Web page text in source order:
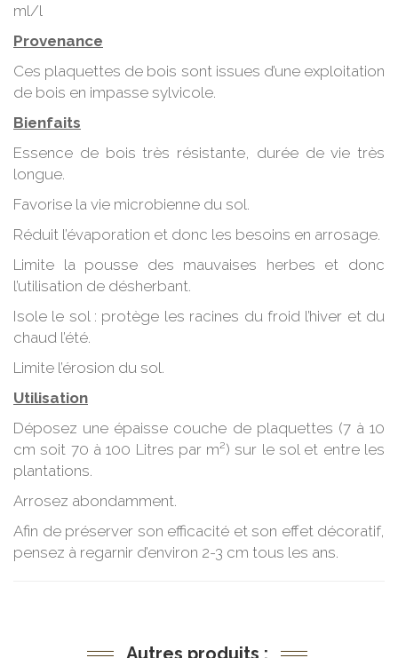
ml/l
Provenance
Ces plaquettes de bois sont issues d’une exploitation
de bois en impasse sylvicole.
Bienfaits
Essence de bois très résistante, durée de vie très
longue.
Favorise la vie microbienne du sol.
Réduit l’évaporation et donc les besoins en arrosage.
Limite la pousse des mauvaises herbes et donc
l’utilisation de désherbant.
Isole le sol : protège les racines du froid l’hiver et du
chaud l’été.
Limite l’érosion du sol.
Utilisation
Déposez une épaisse couche de plaquettes (7 à 10
cm soit 70 à 100 Litres par m²) sur le sol et entre les
plantations.
Arrosez abondamment.
Afin de préserver son efficacité et son effet décoratif,
pensez à regarnir d’environ 2-3 cm tous les ans.
Autres produits :